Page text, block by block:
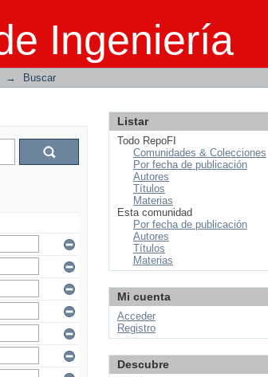
Ingeniería
→ Buscar
Listar
Todo RepoFI
Comunidades & Colecciones
Por fecha de publicación
Autores
Títulos
Materias
Esta comunidad
Por fecha de publicación
Autores
Títulos
Materias
Mi cuenta
Acceder
Registro
Descubre